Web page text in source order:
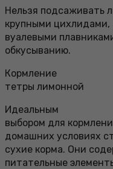
Нельзя подсаживать
крупными цихлидами,
вуалевыми
обкусыванию.
Кормление
тетры лимонной
Идеальным
выбором для
домашних условиях
сухие корма. Они
питательные